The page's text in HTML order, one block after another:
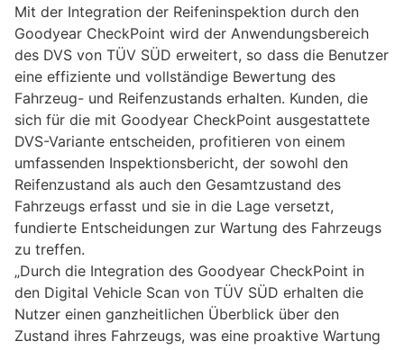
Mit der Integration der Reifeninspektion durch den
Goodyear CheckPoint wird der Anwendungsbereich
des DVS von TÜV SÜD erweitert, so dass die Benutzer
eine effiziente und vollständige Bewertung des
Fahrzeug- und Reifenzustands erhalten. Kunden, die
sich für die mit Goodyear CheckPoint ausgestattete
DVS-Variante entscheiden, profitieren von einem
umfassenden Inspektionsbericht, der sowohl den
Reifenzustand als auch den Gesamtzustand des
Fahrzeugs erfasst und sie in die Lage versetzt,
fundierte Entscheidungen zur Wartung des Fahrzeugs
zu treffen.
„Durch die Integration des Goodyear CheckPoint in
den Digital Vehicle Scan von TÜV SÜD erhalten die
Nutzer einen ganzheitlichen Überblick über den
Zustand ihres Fahrzeugs, was eine proaktive Wartung